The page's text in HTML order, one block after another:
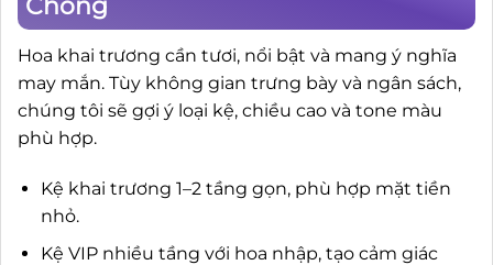
Chóng
Hoa khai trương cần tươi, nổi bật và mang ý nghĩa
may mắn. Tùy không gian trưng bày và ngân sách,
chúng tôi sẽ gợi ý loại kệ, chiều cao và tone màu
phù hợp.
Kệ khai trương 1–2 tầng gọn, phù hợp mặt tiền
nhỏ.
Kệ VIP nhiều tầng với hoa nhập, tạo cảm giác